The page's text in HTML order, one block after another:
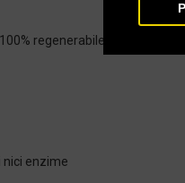
regenerabile
enzime